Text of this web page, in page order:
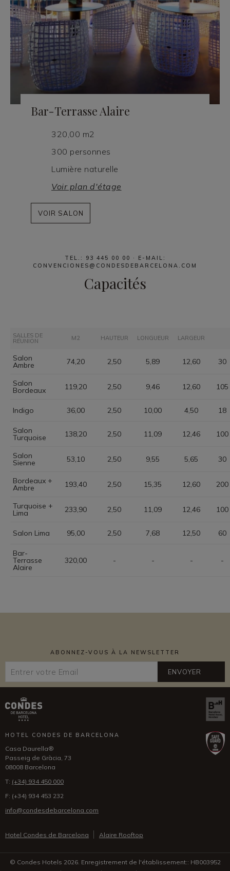
Bar-Terrasse Alaire
320,00 m2
300 personnes
Lumière naturelle
Voir plan d'étage
VOIR SALON
TEL.: 93 445 00 00 · E-MAIL:
CONVENCIONES@CONDESDEBARCELONA.COM
Capacités
SALLES DE
RÉUNION M2 HAUTEUR LONGUEUR LARGEUR
Salon
Ambre 74,20 2,50 5,89 12,60 30
Salon
Bordeaux 119,20 2,50 9,46 12,60 105
Indigo 36,00 2,50 10,00 4,50 18
Salon
Turquoise 138,20 2,50 11,09 12,46 100
Salon
Sienne 53,10 2,50 9,55 5,65 30
Bordeaux +
Ambre 193,40 2,50 15,35 12,60 200
Turquoise +
Lima 233,90 2,50 11,09 12,46 100
Salon Lima 95,00 2,50 7,68 12,50 60
Bar-
Terrasse
Alaire
320,00 - - - -
ABONNEZ-VOUS À LA NEWSLETTER
ENVOYER
HOTEL CONDES DE BARCELONA
Casa Daurella®
Passeig de Gràcia, 73
08008 Barcelona
T: (+34) 934 450 000
F: (+34) 934 453 232
info@condesdebarcelona.com
Hotel Condes de Barcelona Alaire Rooftop
© Condes Hotels 2026. Enregistrement de l'établissement:: HB003952